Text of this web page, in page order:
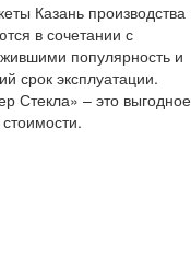
Казань производства
в сочетании с
популярность и
срок эксплуатации.
Стекла» – это выгодное